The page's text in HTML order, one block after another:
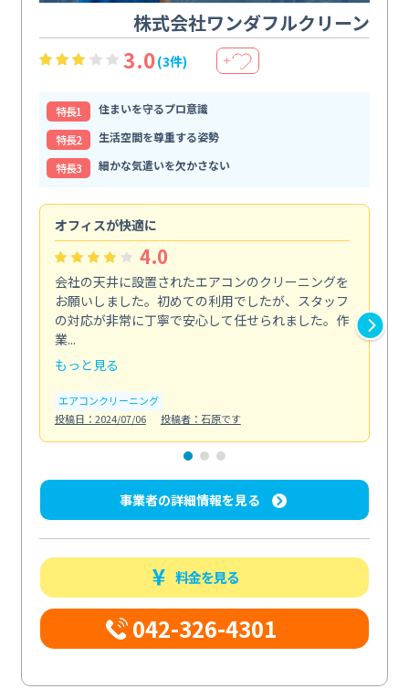
株式会社ワンダフルクリーン
3.0(3件) ＋
特⻑1
住まいを守るプロ意識
特⻑2
生活空間を尊重する姿勢
特⻑3
細かな気遣いを欠かさない
オフィスが快適に
4.0
会社の天井に設置されたエアコンのクリーニングを
お願いしました。初めての利用でしたが、スタッフ
の対応が非常に丁寧で安心して任せられました。作
業...
もっと見る
エアコンクリーニング
投稿日：2024/07/06
投稿者：石原です
事業者の詳細情報を見る
料金を見る
042-326-4301